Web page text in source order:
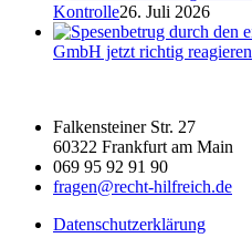
Kontrolle26. Juli 2026
GmbH jetzt richtig reagieren
Falkensteiner Str. 27
60322 Frankfurt am Main
069 95 92 91 90
fragen@recht-hilfreich.de
Datenschutzerklärung